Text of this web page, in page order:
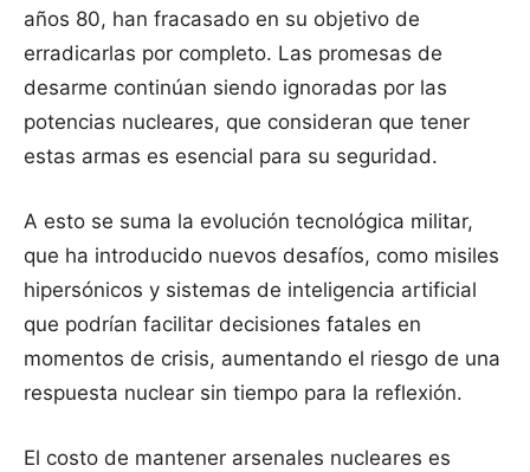
años 80, han fracasado en su objetivo de
erradicarlas por completo. Las promesas de
desarme continúan siendo ignoradas por las
potencias nucleares, que consideran que tener
estas armas es esencial para su seguridad.
A esto se suma la evolución tecnológica militar,
que ha introducido nuevos desafíos, como misiles
hipersónicos y sistemas de inteligencia artificial
que podrían facilitar decisiones fatales en
momentos de crisis, aumentando el riesgo de una
respuesta nuclear sin tiempo para la reflexión.
El costo de mantener arsenales nucleares es